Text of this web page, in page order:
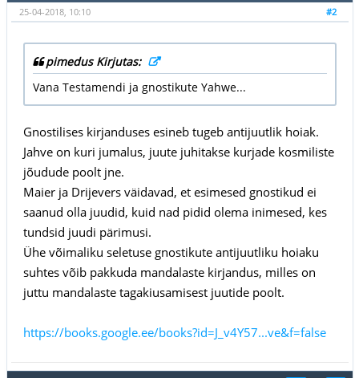
#2
25-04-2018, 10:10
pimedus Kirjutas:
Vana Testamendi ja gnostikute Yahwe...
Gnostilises kirjanduses esineb tugeb antijuutlik hoiak.
Jahve on kuri jumalus, juute juhitakse kurjade kosmiliste
jõudude poolt jne.
Maier ja Drijevers väidavad, et esimesed gnostikud ei
saanud olla juudid, kuid nad pidid olema inimesed, kes
tundsid juudi pärimusi.
Ühe võimaliku seletuse gnostikute antijuutliku hoiaku
suhtes võib pakkuda mandalaste kirjandus, milles on
juttu mandalaste tagakiusamisest juutide poolt.
https://books.google.ee/books?id=J_v4Y57...ve&f=false